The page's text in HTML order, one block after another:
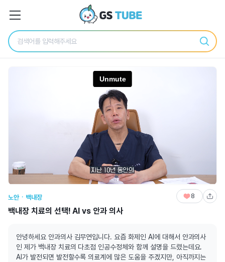
노안ㆍ백내장
백내장 치료의 선택! AI vs 안과 의사
8
안녕하세요 안과의사 김무연입니다. 요즘 화제인 AI에 대해서 안과의사
인 제가 백내장 치료의 다초점 인공수정체와 함께 설명을 드렸는데요.
AI가 발전되면 발전할수록 의료계에 많은 도움을 주겠지만, 아직까지는